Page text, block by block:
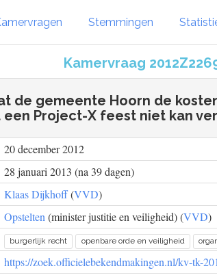
Stemmingen
Kamervraag
de gemeente Hoorn de
Project-X feest niet kan
20 december 2012
28 januari 2013 (na 39 dagen)
Klaas Dijkhoff(VVD)
Opstelten (minister justitie en veiligheid) (VVD)
burgerlijk recht openbare orde en veiligheid
https://zoek.officielebekendmakingen.nl/kv-tk-